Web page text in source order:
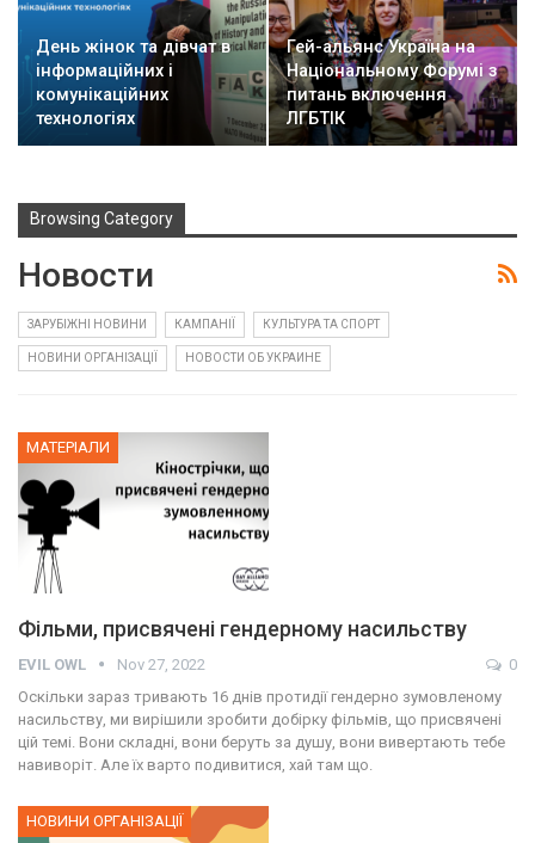
День жінок та дівчат в
інформаційних і
комунікаційних
технологіях
Гей-альянс Україна на
Національному Форумі з
питань включення
ЛГБТІК
Browsing Category
Новости
ЗАРУБІЖНІ НОВИНИ КАМПАНІЇ КУЛЬТУРА ТА СПОРТ
НОВИНИ ОРГАНІЗАЦІЇ НОВОСТИ ОБ УКРАИНЕ
МАТЕРІАЛИ
Фільми, присвячені гендерному насильству
EVIL OWL Nov 27, 2022
0
Оскільки зараз тривають 16 днів протидії гендерно зумовленому
насильству, ми вирішили зробити добірку фільмів, що присвячені
цій темі. Вони складні, вони беруть за душу, вони вивертають тебе
навиворіт. Але їх варто подивитися, хай там що.
НОВИНИ ОРГАНІЗАЦІЇ